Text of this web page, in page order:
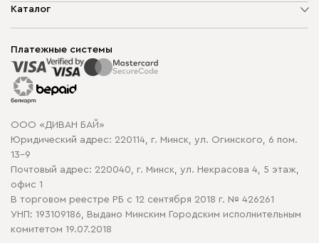
О компании
Способы оплаты
Рассрочка и кредит
Гарантия
Карта сайта
Политика конфиденциальности
Политика в отношении обработки cookie
Каталог
Корпусная мебель
Распродажа мебели
Платежные системы
ООО «ДИВАН БАЙ»
Юридический адрес: 220114, г. Минск, ул. Огинского, 6 пом.
13-9
Почтовый адрес: 220040, г. Минск, ул. Некрасова 4, 5 этаж,
офис 1
В торговом реестре РБ с 12 сентября 2018 г. № 426261
УНП: 193109186, Выдано Минским Городским исполнительным
комитетом 19.07.2018